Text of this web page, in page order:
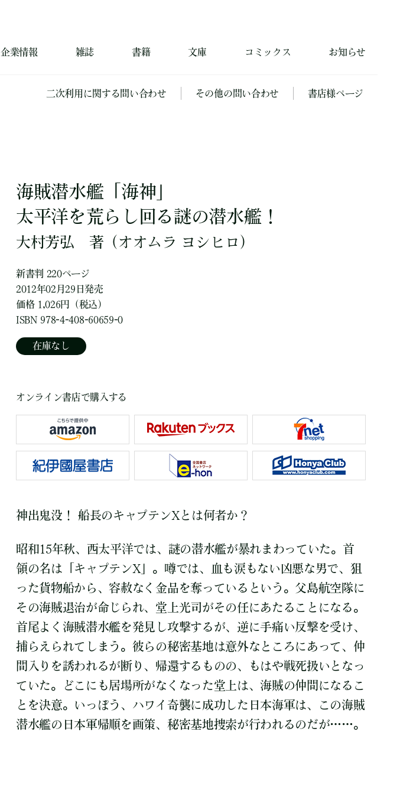
企業情報 雑誌 書籍 文庫 コミックス お知らせ
二次利用に関する問い合わせ その他の問い合わせ 書店様ページ
海賊潜水艦「海神」
太平洋を荒らし回る謎の潜水艦！
大村芳弘 著 （オオムラ ヨシヒロ）
新書判 220ページ
2012年02月29日発売
価格 1,026円（税込）
ISBN 978-4-408-60659-0
在庫なし
オンライン書店で購入する
神出鬼没！ 船長のキャプテンXとは何者か？
昭和15年秋、西太平洋では、謎の潜水艦が暴れまわっていた。首
領の名は「キャプテンX」。噂では、血も涙もない凶悪な男で、狙
った貨物船から、容赦なく金品を奪っているという。父島航空隊に
その海賊退治が命じられ、堂上光司がその任にあたることになる。
首尾よく海賊潜水艦を発見し攻撃するが、逆に手痛い反撃を受け、
捕らえられてしまう。彼らの秘密基地は意外なところにあって、仲
間入りを誘われるが断り、帰還するものの、もはや戦死扱いとなっ
ていた。どこにも居場所がなくなった堂上は、海賊の仲間になるこ
とを決意。いっぽう、ハワイ奇襲に成功した日本海軍は、この海賊
潜水艦の日本軍帰順を画策、秘密基地捜索が行われるのだが……。